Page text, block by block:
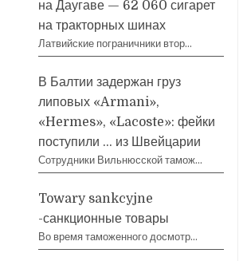
на Даугаве — 62 060 сигарет
на тракторных шинах
Латвийские пограничники втор…
В Балтии задержан груз
липовых «Armani»,
«Hermes», «Lacoste»: фейки
поступили … из Швейцарии
Сотрудники Вильнюсской тамож…
Towary sankcyjne
-санкционные товары
Во время таможенного досмотр…